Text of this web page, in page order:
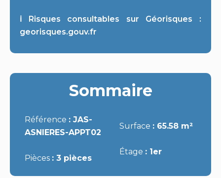
ℹ️ Risques consultables sur Géorisques :
georisques.gouv.fr
Sommaire
Référence
JAS-
ASNIERES-APPT02
Pièces 3 pièces
Surface 65.58 m²
Étage 1er